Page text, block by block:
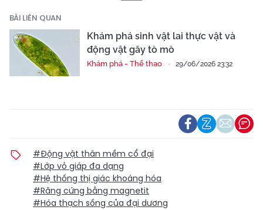
BÀI LIÊN QUAN
Khám phá sinh vật lai thực vật và
động vật gây tò mò
Khám phá - Thể thao 29/06/2026 23:32
#Động vật thân mềm cổ đại
#Lớp vỏ giáp đa dạng
#Hệ thống thị giác khoáng hóa
#Răng cứng bằng magnetit
#Hóa thạch sống của đại dương